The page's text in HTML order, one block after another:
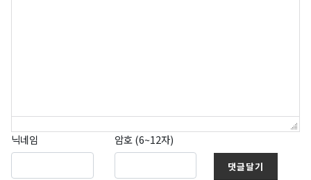
닉네임 암호 (6~12자)
댓글달기